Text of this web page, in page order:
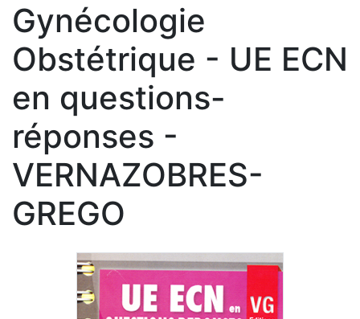
Gynécologie
Obstétrique - UE ECN
en questions-
réponses -
VERNAZOBRES-
GREGO